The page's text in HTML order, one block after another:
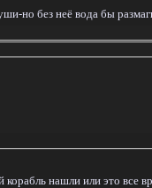
но без неё вода бы
нашли или это все